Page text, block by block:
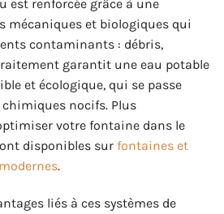
est renforcée grâce à une
mécaniques et biologiques qui
contaminants : débris,
garantit une eau potable
et écologique, qui se passe
nocifs. Plus
votre fontaine dans le
disponibles sur fontaines et
.
liés à ces systèmes de